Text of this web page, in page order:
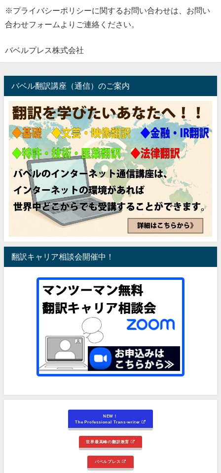
※プライバシーポリシーに関するお問い合わせは、お問い
合わせフォームよりご連絡ください。
バベルプレス株式会社
バベル翻訳講座（通信）のご案内
翻訳キャリア相談会開催中！
NEW！
The Professional Trans-writer
世界最高峰の翻訳教育
バベルプレス